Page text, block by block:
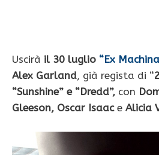
Uscirà il 30 luglio “Ex
Alex Garland, già regista di “
“Sunshine” e “Dredd”, con
Gleeson, Oscar Isaac e Alicia